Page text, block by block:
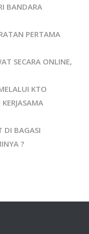
BANDARA
PERTAMA
SECARA ONLINE,
KTO
DI BAGASI
?